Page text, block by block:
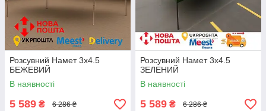
Розсувний Намет 3х4.5
БЕЖЕВИЙ
В наявності
5 589 ₴ 6 286 ₴
Розсувний Намет 3х4.5
ЗЕЛЕНИЙ
В наявності
5 589 ₴ 6 286 ₴